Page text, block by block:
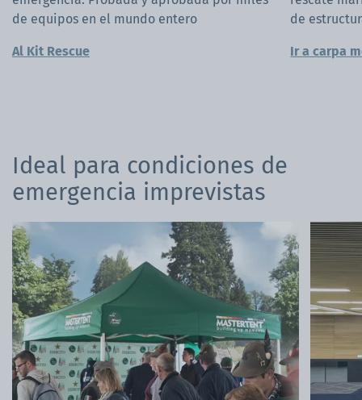
de equipos en el mundo entero
Al Kit Rescue
de
Ir a carpa
Ideal para condiciones de
emergencia imprevistas